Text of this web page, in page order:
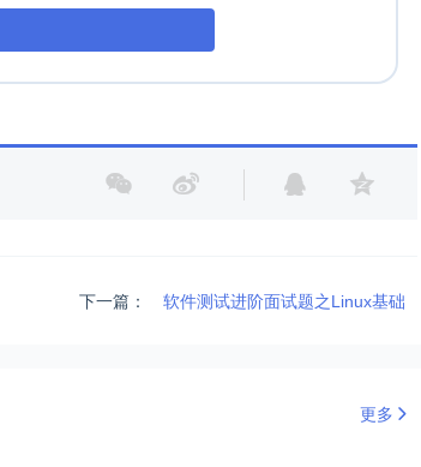
下一篇： 软件测试进阶面试题之Linux基础
更多